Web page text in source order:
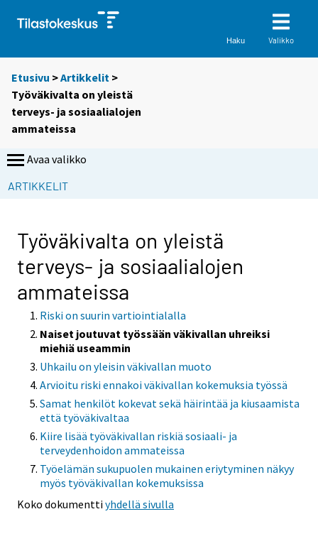
Haku Valikko
Etusivu >Artikkelit >
Työväkivalta on yleistä
terveys- ja sosiaalialojen
ammateissa
Avaa valikko
ARTIKKELIT
Työväkivalta on yleistä
terveys- ja sosiaalialojen
ammateissa
Riski on suurin vartiointialalla
Naiset joutuvat työssään väkivallan uhreiksi
miehiä useammin
Uhkailu on yleisin väkivallan muoto
Arvioitu riski ennakoi väkivallan kokemuksia työssä
Samat henkilöt kokevat sekä häirintää ja kiusaamista
että työväkivaltaa
Kiire lisää työväkivallan riskiä sosiaali- ja
terveydenhoidon ammateissa
Työelämän sukupuolen mukainen eriytyminen näkyy
myös työväkivallan kokemuksissa
Koko dokumenttiyhdellä sivulla